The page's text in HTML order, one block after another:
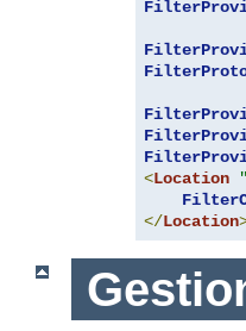
<Location
</Location